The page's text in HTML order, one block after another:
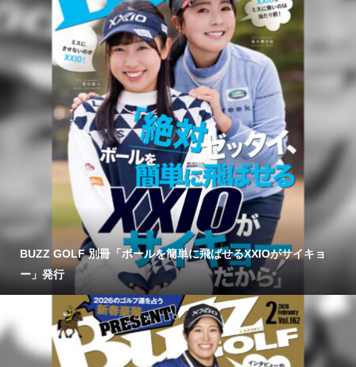
BUZZ GOLF 別冊「ボールを簡単に飛ばせるXXIOがサイキョ
ー」発行